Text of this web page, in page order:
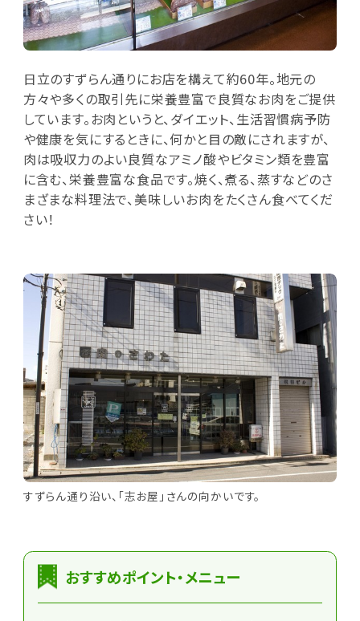
日立のすずらん通りにお店を構えて約60年。地元の
方々や多くの取引先に栄養豊富で良質なお肉をご提供
しています。お肉というと、ダイエット、生活習慣病予防
や健康を気にするときに、何かと目の敵にされますが、
肉は吸収力のよい良質なアミノ酸やビタミン類を豊富
に含む、栄養豊富な食品です。焼く、煮る、蒸すなどのさ
まざまな料理法で、美味しいお肉をたくさん食べてくだ
さい！
すずらん通り沿い、「志お屋」さんの向かいです。
おすすめポイント・メニュー